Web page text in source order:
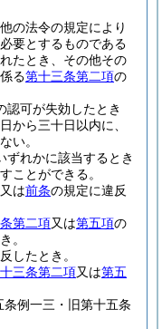
の法令の規定により
要とするものである
たとき、その他その
る第十三条第二項の
認可が失効したとき
から三十日以内に、
い。
ずれかに該当するとき
ことができる。
又は前条の規定に違反
第二項又は第五項の
。
したとき。
三条第二項又は第五
例一三・旧第十五条